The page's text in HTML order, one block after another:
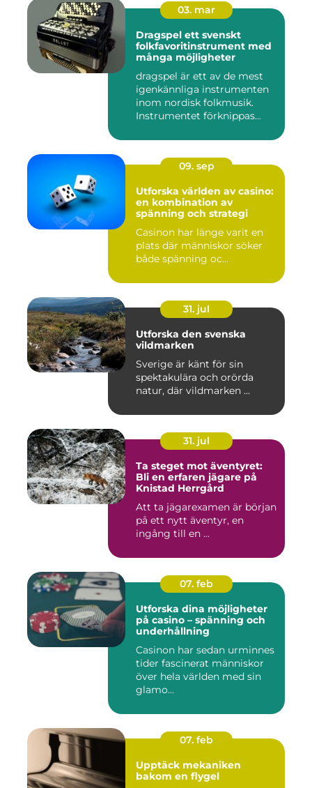
03. mar
Dragspel ett svenskt
folkfavoritinstrument med
många möjligheter
dragspel är ett av de mest
igenkännliga instrumenten
inom nordisk folkmusik.
Instrumentet förknippas...
09. sep
Utforska världen av casino:
en kombination av
spänning och strategi
Casinon har länge varit en
plats där människor söker
både spänning oc...
31. jul
Utforska den svenska
vildmarken
Sverige är känt för sin
spektakulära och orörda
natur, där vildmarken ...
31. jul
Ta steget mot äventyret:
Bli en erfaren jägare på
Knistad Herrgård
Att ta jägarexamen är början
på ett nytt äventyr, en
ingång till en ...
07. feb
Utforska dina möjligheter
på casino – spänning och
underhållning
Casinon har sedan urminnes
tider fascinerat människor
över hela världen med sin
glamo...
07. feb
Upptäck mekaniken
bakom en flygel